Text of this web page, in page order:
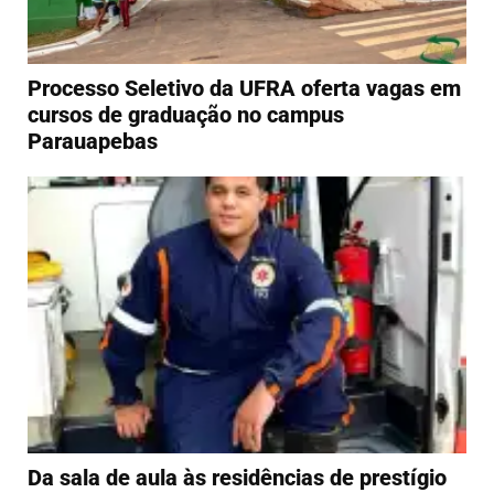
Processo Seletivo da UFRA oferta vagas em
cursos de graduação no campus
Parauapebas
Da sala de aula às residências de prestígio